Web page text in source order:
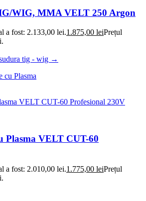
WIG, MMA VELT 250 Argon
a fost: 2.133,00 lei.1.875,00 leiPrețul
tig - wig →
cu Plasma
Plasma VELT CUT-60
a fost: 2.010,00 lei.1.775,00 leiPrețul